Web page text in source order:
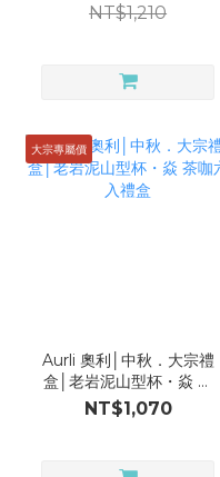
NT$1,210
大宗專屬價
Aurli 奧利│中秋．大宗禮
盒│老岩泥山型杯・焱 茶
咖六入禮盒
NT$1,070